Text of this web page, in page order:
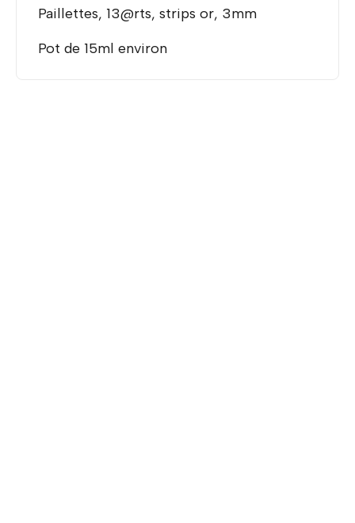
Paillettes, 13@rts, strips or, 3mm
Pot de 15ml environ